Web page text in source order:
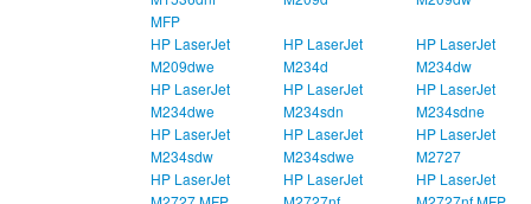
MFP
HP LaserJet
M209dwe
HP LaserJet
M234d
HP LaserJet
M234dw
HP LaserJet
M234dwe
HP LaserJet
M234sdn
HP LaserJet
M234sdne
HP LaserJet
M234sdw
HP LaserJet
M234sdwe
HP LaserJet
M2727
HP LaserJet
HP LaserJet
HP LaserJet